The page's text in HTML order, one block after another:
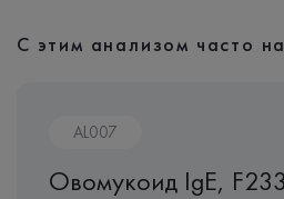
С этим анализом часто
AL007
Овомукоид IgE, F233